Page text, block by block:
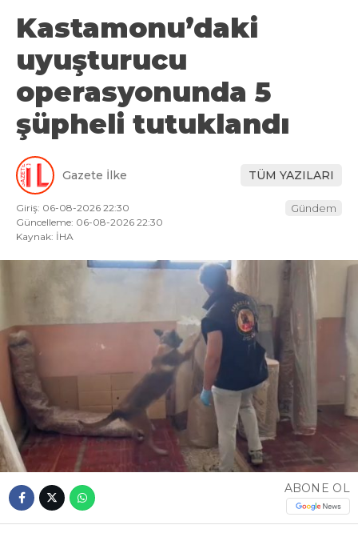
Kastamonu’daki
uyuşturucu
operasyonunda 5
şüpheli tutuklandı
Gazete İlke TÜM YAZILARI
Giriş: 06-08-2026 22:30
Güncelleme: 06-08-2026 22:30
Kaynak: İHA
Gündem
ABONE OL